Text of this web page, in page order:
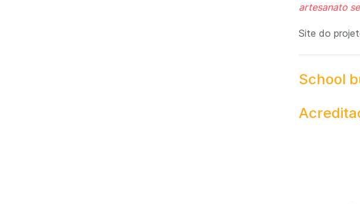
artesanato
Site do
School